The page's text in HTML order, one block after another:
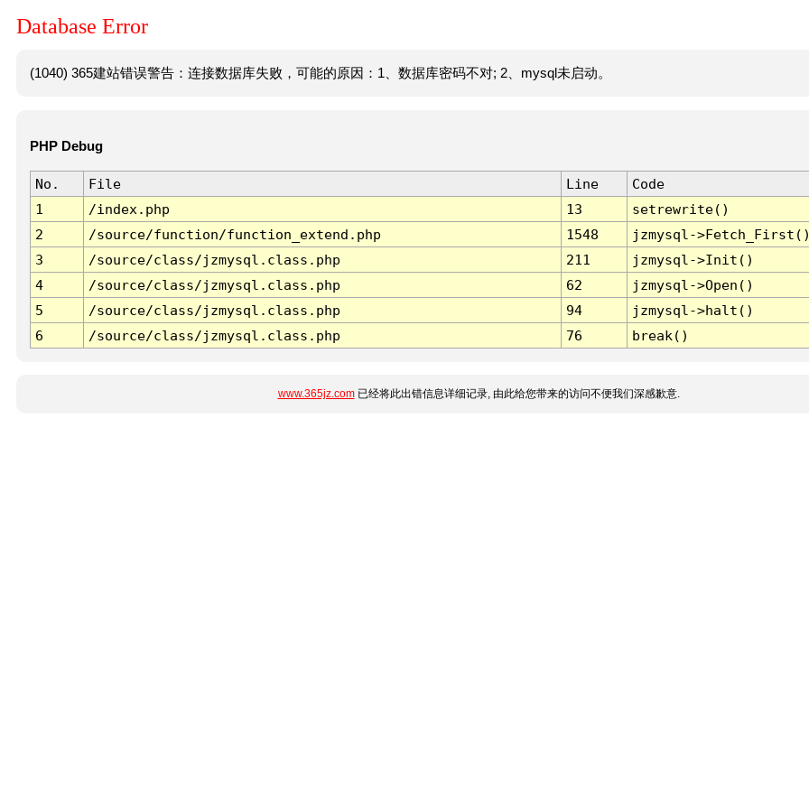
Database Error
(1040) 365建站错误警告：连接数据库失败，可能的原因：1、数据库密码不对; 2、mysql未启动。
PHP Debug
No. File Line
Code
1
/index.php 13
setrewrite()
2
/source/function/function_extend.php 1548
jzmysql-
3
/source/class/jzmysql.class.php 211
jzmysql->Init()
4
/source/class/jzmysql.class.php 62
jzmysql->Open()
5
/source/class/jzmysql.class.php 94
jzmysql->halt()
6
/source/class/jzmysql.class.php 76 break()
www.365jz.com已经将此出错信息详细记录, 由此给您带来的访问不便我们深感歉意.